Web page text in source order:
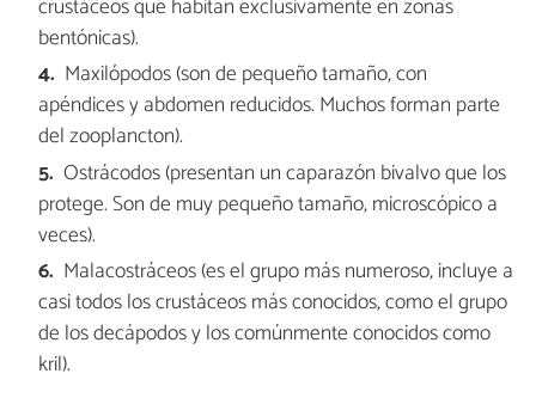
crustáceos que habitan exclusivamente en zonas
bentónicas).
Maxilópodos (son de pequeño tamaño, con
apéndices y abdomen reducidos. Muchos forman parte
del zooplancton).
Ostrácodos (presentan un caparazón bivalvo que los
protege. Son de muy pequeño tamaño, microscópico a
veces).
Malacostráceos (es el grupo más numeroso, incluye a
casi todos los crustáceos más conocidos, como el grupo
de los decápodos y los comúnmente conocidos como
kril).